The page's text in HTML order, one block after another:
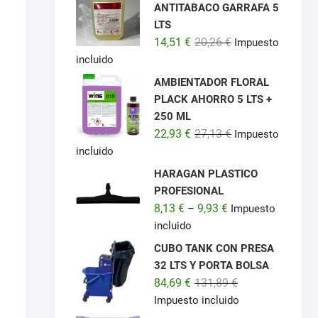
ANTITABACO GARRAFA 5
LTS
20,26€ El
original
era:
14,51 €
El
actual
es:
Impuesto
incluido
AMBIENTADOR FLORAL
PLACK AHORRO 5 LTS +
250 ML
27,13€ El
original
22,93 €
El
actual
Impuesto
incluido
HARAGAN PLASTICO
PROFESIONAL
8,13 € – 9,93 € Impuesto
incluido
CUBO TANK CON PRESA
32 LTS Y PORTA BOLSA
131,89€El
precio
84,69 €
El
precio
Impuesto incluido